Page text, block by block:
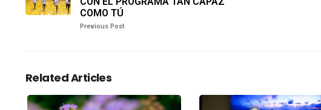
COMO TÚ
Previous Post
Related Articles